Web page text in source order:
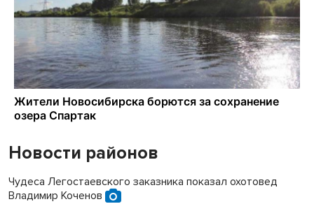
Новости районов
Чудеса Легостаевского заказника показал охотовед
Владимир Коченов